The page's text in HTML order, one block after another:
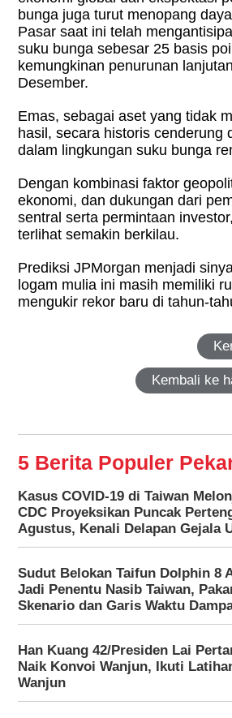
bunga juga turut menopang
Pasar saat ini telah
suku bunga sebesar 25 basis
kemungkinan penurunan
Desember.
Emas, sebagai aset yang tidak
hasil, secara historis cenderung
dalam lingkungan suku bunga
Dengan kombinasi faktor
ekonomi, dan dukungan dari
sentral serta permintaan
terlihat semakin berkilau.
Prediksi JPMorgan menjadi
logam mulia ini masih memiliki
mengukir rekor baru di tahun-
Kembali ke
5 Berita Populer
Kasus COVID-19 di Taiwan
CDC Proyeksikan Puncak
Agustus, Kenali Delapan Gejala
Sudut Belokan Taifun Dolphin 8
Jadi Penentu Nasib Taiwan,
Skenario dan Garis Waktu
Han Kuang 42/Presiden Lai
Naik Konvoi Wanjun, Ikuti
Wanjun